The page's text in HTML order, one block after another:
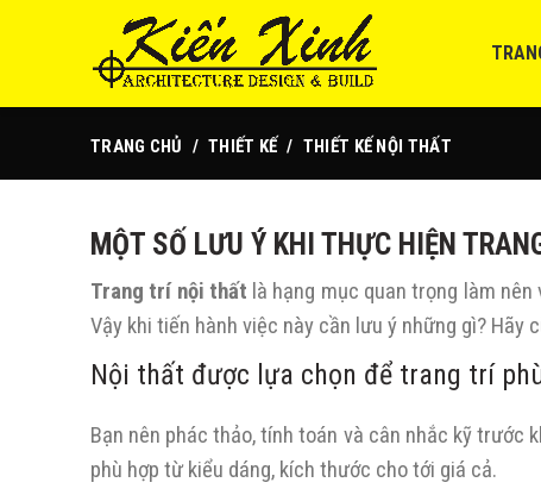
TRANG CHỦ THIẾT KẾ THIẾT KẾ NỘI THẤT
MỘT SỐ LƯU Ý KHI THỰC HIỆN
Trang trí nội thất là hạng mục quan trọng làm
Vậy khi tiến hành việc này cần lưu ý những gì?
Nội thất được lựa chọn để trang trí
Bạn nên phác thảo, tính toán và cân nhắc kỹ trước
phù hợp từ kiểu dáng, kích thước cho tới giá cả.